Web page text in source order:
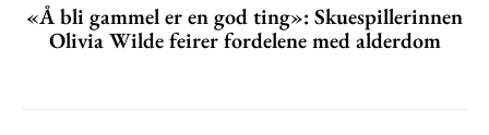
«Å bli gammel er en god ting»: Skuespillerinnen
Olivia Wilde feirer fordelene med alderdom